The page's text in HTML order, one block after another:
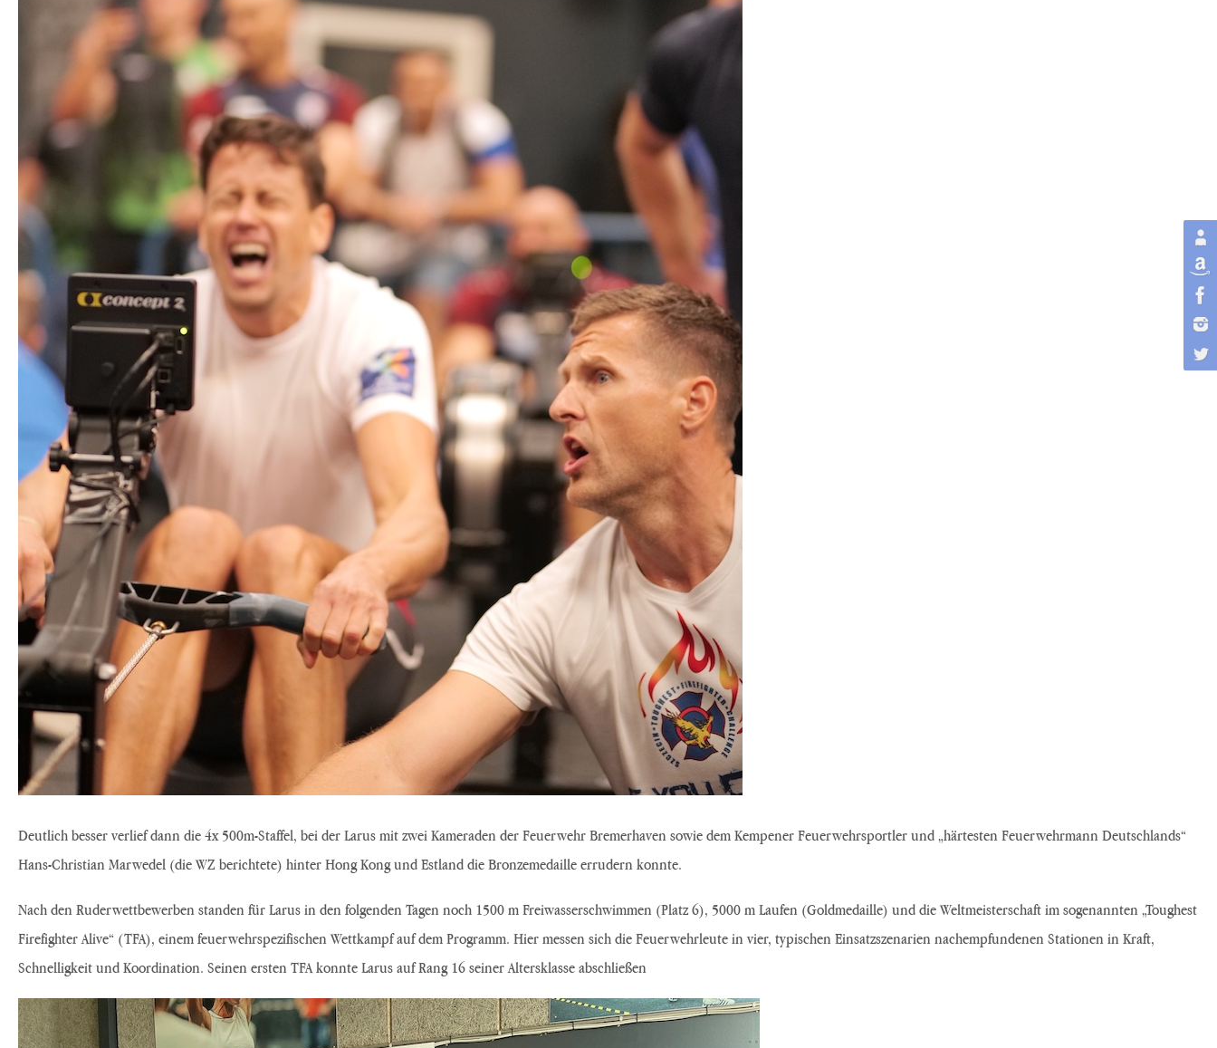
Deutlich besser verlief dann die 4x 500m-Staffel, bei der Larus mit zwei Kameraden der Feuerwehr Bremerhaven sowie dem Kempener Feuerwehrsportler und „härtesten Feuerwehrmann Deutschlands“
Hans-Christian Marwedel (die WZ berichtete) hinter Hong Kong und Estland die Bronzemedaille errudern konnte.
Nach den Ruderwettbewerben standen für Larus in den folgenden Tagen noch 1500 m Freiwasserschwimmen (Platz 6), 5000 m Laufen (Goldmedaille) und die Weltmeisterschaft im sogenannten „Toughest
Firefighter Alive“ (TFA), einem feuerwehrspezifischen Wettkampf auf dem Programm. Hier messen sich die Feuerwehrleute in vier, typischen Einsatzszenarien nachempfundenen Stationen in Kraft,
Schnelligkeit und Koordination. Seinen ersten TFA konnte Larus auf Rang 16 seiner Altersklasse abschließen